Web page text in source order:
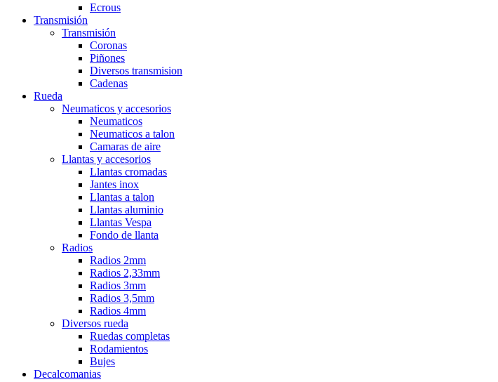
Ecrous
Transmisión
Transmisión
Coronas
Piñones
Diversos transmision
Cadenas
Rueda
Neumaticos y accesorios
Neumaticos
Neumaticos a talon
Camaras de aire
Llantas y accesorios
Llantas cromadas
Jantes inox
Llantas a talon
Llantas aluminio
Llantas Vespa
Fondo de llanta
Radios
Radios 2mm
Radios 2,33mm
Radios 3mm
Radios 3,5mm
Radios 4mm
Diversos rueda
Ruedas completas
Rodamientos
Bujes
Decalcomanias